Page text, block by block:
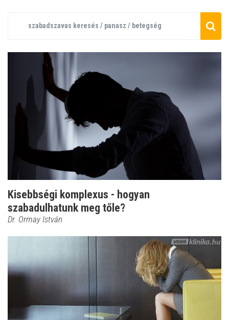
Kisebbségi komplexus - hogyan
szabadulhatunk meg tőle?
Dr. Ormay István